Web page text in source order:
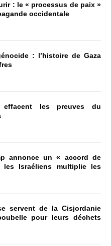
: le « processus de paix »
occidentale
: l’histoire de Gaza
effacent les preuves du
annonce un « accord de
les Israéliens multiplie les
servent de la Cisjordanie
pour leurs déchets